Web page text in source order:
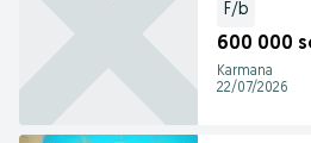
F/b
600 000
Karmana
22/07/2026